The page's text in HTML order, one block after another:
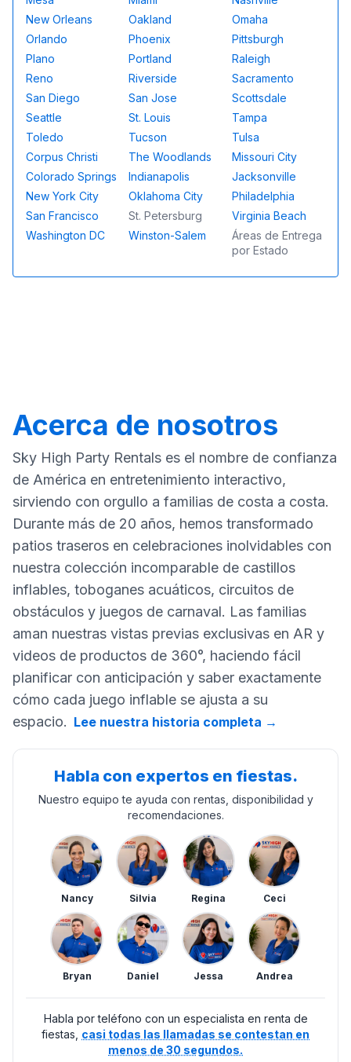
New Orleans
Oakland
Omaha
Orlando
Phoenix
Pittsburgh
Plano
Portland
Raleigh
Reno
Riverside
Sacramento
San Diego
San Jose
Scottsdale
Seattle
St. Louis
Tampa
Toledo
Tucson
Tulsa
Corpus Christi
The Woodlands
Missouri City
Colorado Springs
Indianapolis
Jacksonville
New York City
Oklahoma City
Philadelphia
San Francisco
St. Petersburg
Virginia Beach
Washington DC
Winston-Salem
Áreas de Entrega
por Estado
Acerca de nosotros
Sky High Party Rentals es el nombre de confianza
de América en entretenimiento interactivo,
sirviendo con orgullo a familias de costa a costa.
Durante más de 20 años, hemos transformado
patios traseros en celebraciones inolvidables con
nuestra colección incomparable de castillos
inflables, toboganes acuáticos, circuitos de
obstáculos y juegos de carnaval. Las familias
aman nuestras vistas previas exclusivas en AR y
videos de productos de 360°, haciendo fácil
planificar con anticipación y saber exactamente
cómo cada juego inflable se ajusta a su
espacio. Lee nuestra historia completa →
Habla con expertos en fiestas.
Nuestro equipo te ayuda con rentas, disponibilidad y
recomendaciones.
Nancy Silvia Regina Ceci
Bryan Daniel Jessa Andrea
Habla por teléfono con un especialista en renta de
fiestas, casi todas las llamadas se contestan en
menos de 30 segundos.